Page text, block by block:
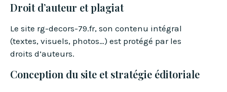
Droit d’auteur et plagiat
Le site rg-decors-79.fr, son contenu intégral
(textes, visuels, photos…) est protégé par les
droits d’auteurs.
Conception du site et stratégie éditoriale